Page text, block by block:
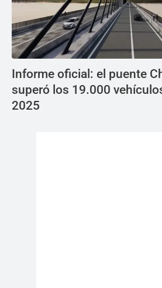
Informe oficial: el puente
superó los 19.000
2025